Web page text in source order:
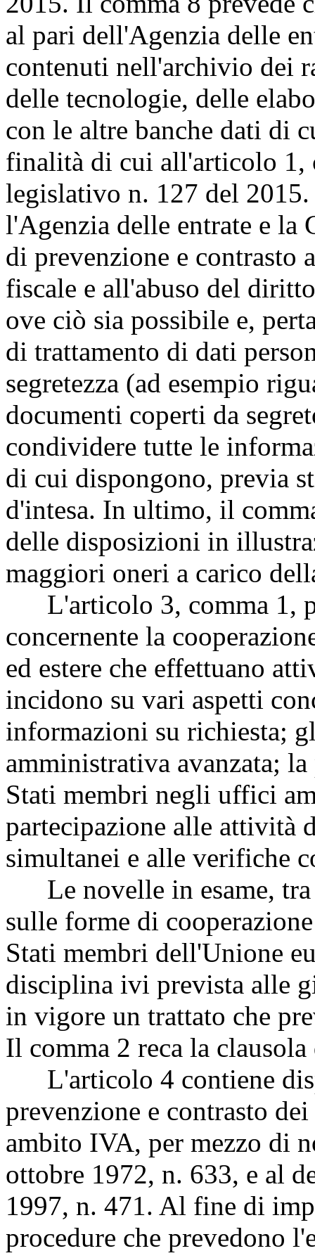
al pari dell'Agenzia delle
contenuti nell'archivio dei
delle tecnologie, delle
con le altre banche dati di
finalità di cui all'articolo 1,
legislativo n. 127 del
l'Agenzia delle entrate e la
di prevenzione e contrasto
fiscale e all'abuso del
ove ciò sia possibile e,
di trattamento di dati
segretezza (ad esempio
documenti coperti da
condividere tutte le
di cui dispongono, previa
d'intesa. In ultimo, il
delle disposizioni in
maggiori oneri a carico
L'articolo 3, comma 1,
concernente la
ed estere che effettuano
incidono su vari aspetti
informazioni su richiesta;
amministrativa avanzata;
Stati membri negli uffici
partecipazione alle
simultanei e alle verifiche
Le novelle in esame, tra
sulle forme di
Stati membri dell'Unione
disciplina ivi prevista alle
in vigore un trattato che
Il comma 2 reca la
L'articolo 4 contiene
prevenzione e contrasto
ambito IVA, per mezzo di
ottobre 1972, n. 633, e al
1997, n. 471. Al fine di
procedure che prevedono